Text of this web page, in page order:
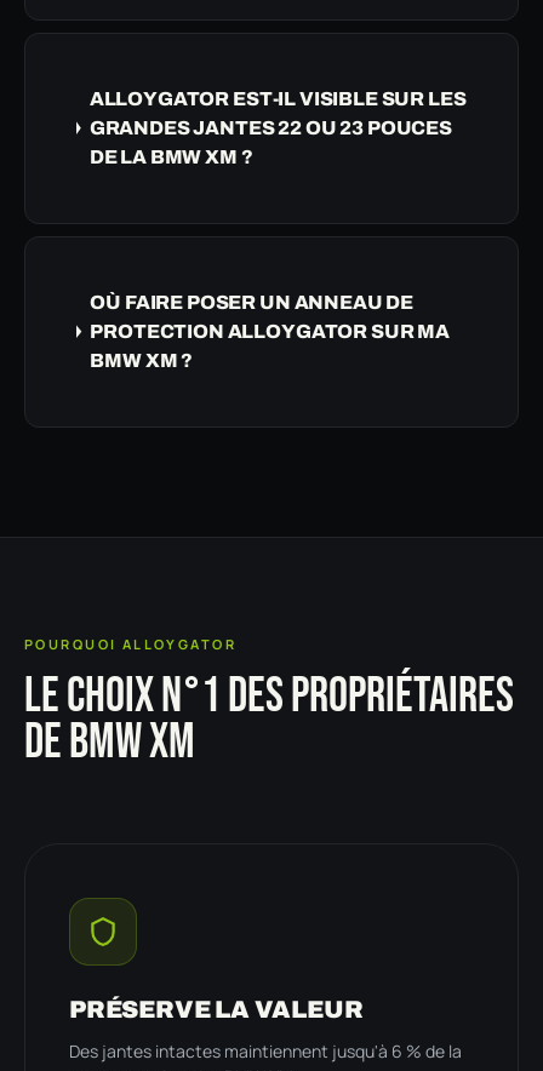
ALLOYGATOR EST-IL VISIBLE SUR LES
GRANDES JANTES 22 OU 23 POUCES
DE LA BMW XM ?
OÙ FAIRE POSER UN ANNEAU DE
PROTECTION ALLOYGATOR SUR MA
BMW XM ?
POURQUOI ALLOYGATOR
LE CHOIX N°1 DES PROPRIÉTAIRES
DE BMW XM
PRÉSERVE LA VALEUR
Des jantes intactes maintiennent jusqu'à 6 % de la